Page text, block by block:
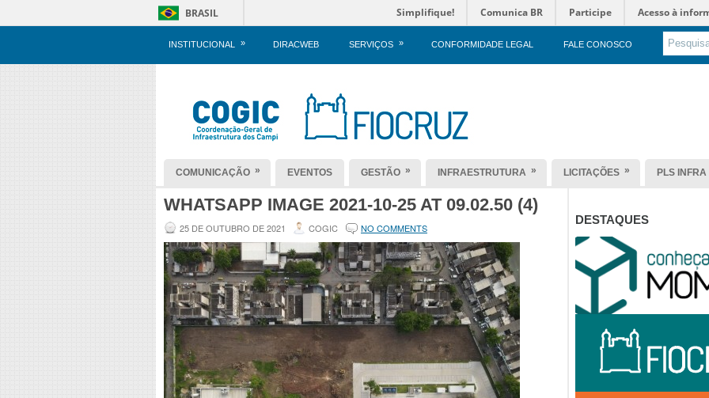
BRASIL Simplifique! Comunica BR Participe Acesso à
INSTITUCIONAL » DIRACWEB SERVIÇOS » CONFORMIDADE LEGAL FALE CONOSCO
COMUNICAÇÃO » EVENTOS GESTÃO » INFRAESTRUTURA » LICITAÇÕES » PLS INFRA
WHATSAPP IMAGE 2021-10-25 AT 09.02.50 (4)
25 DE OUTUBRO DE 2021 COGIC NO COMMENTS
DESTAQUES